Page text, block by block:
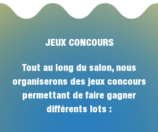
JEUX CONCOURS
Tout au long du salon, nous
organiserons des jeux concours
permettant de faire gagner
différents lots :